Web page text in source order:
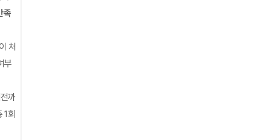
족
처
부
까
1회